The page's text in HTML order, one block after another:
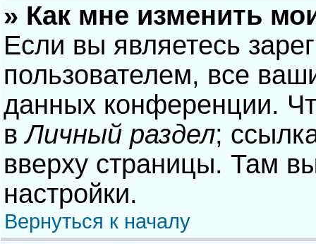
» Как мне изменить
Если вы являетесь
пользователем, все
данных конференции.
вЛичный раздел;
вверху страницы. Там
настройки.
Вернуться к началу